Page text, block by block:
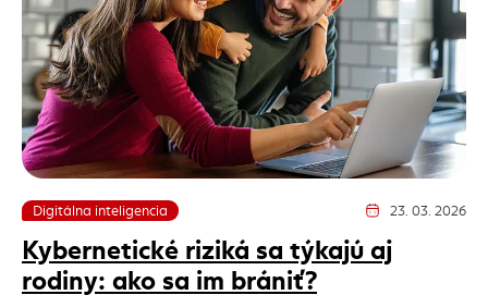
Digitálna inteligencia Dátum vydania
23. 03. 2026
Kybernetické riziká sa týkajú aj
rodiny: ako sa im brániť?